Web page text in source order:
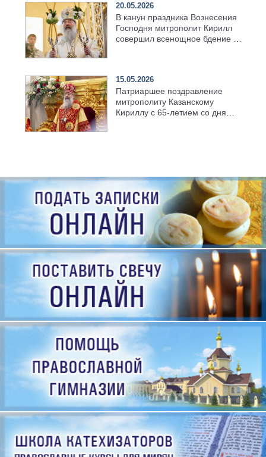
20.05.2026
В канун праздника Вознесения
Господня митрополит Кирилл
совершил всенощное бдение в
15.05.2026
Патриаршее поздравление
митрополиту Казанскому
Кириллу с 65-летием со дня